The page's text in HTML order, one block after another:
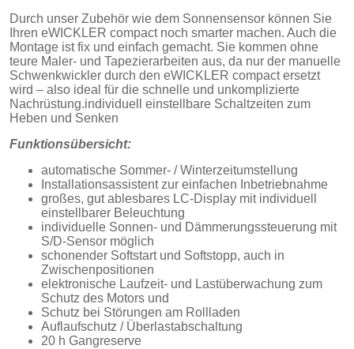
Durch unser Zubehör wie dem Sonnensensor können Sie
Ihren eWICKLER compact noch smarter machen. Auch die
Montage ist fix und einfach gemacht. Sie kommen ohne
teure Maler- und Tapezierarbeiten aus, da nur der manuelle
Schwenkwickler durch den eWICKLER compact ersetzt
wird – also ideal für die schnelle und unkomplizierte
Nachrüstung.individuell einstellbare Schaltzeiten zum
Heben und Senken
Funktionsübersicht:
automatische Sommer- / Winterzeitumstellung
Installationsassistent zur einfachen Inbetriebnahme
großes, gut ablesbares LC-Display mit individuell
einstellbarer Beleuchtung
individuelle Sonnen- und Dämmerungssteuerung mit
S/D-Sensor möglich
schonender Softstart und Softstopp, auch in
Zwischenpositionen
elektronische Laufzeit- und Lastüberwachung zum
Schutz des Motors und
Schutz bei Störungen am Rollladen
Auflaufschutz / Überlastabschaltung
20 h Gangreserve